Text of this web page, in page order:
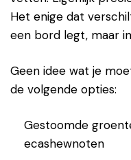
Het enige dat
een bord legt, maar
Geen idee wat je
de volgende opties:
Gestoomde
ecashewnoten